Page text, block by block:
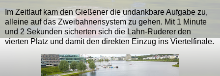
Im Zeitlauf kam den Gießener die undankbare Aufgabe zu,
alleine auf das Zweibahnensystem zu gehen. Mit 1 Minute
und 2 Sekunden sicherten sich die Lahn-Ruderer den
vierten Platz und damit den direkten Einzug ins Viertelfinale.